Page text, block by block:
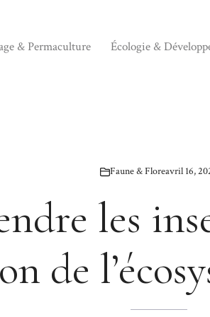
& Permaculture Écologie &
Faune & Floreavril 16,
les
de